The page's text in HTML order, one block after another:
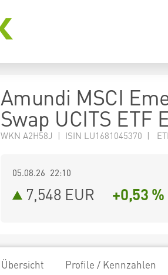
Amundi MSCI
Swap UCITS ETF
WKN A2H58J | ISIN LU1681045370 |
05.08.26 22:10
7,548 EUR +0,53 %
Übersicht Profile / Kennzahlen